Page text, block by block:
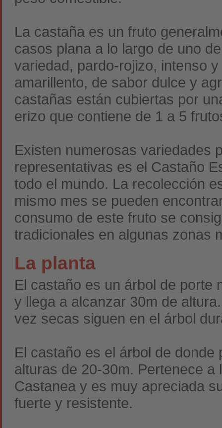
La castaña es un fruto
casos plana a lo largo de uno
variedad, pardo-rojizo, intenso
amarillento, de sabor dulce y
castañas están cubiertas por
erizo que contiene de 1 a 5
Existen numerosas variedades
representativas es el Castaño
todo el mundo. La recolección
mismo mes se pueden
consumo de este fruto se
tradicionales en algunas zonas
La planta
El castaño es un árbol de porte
y llega a alcanzar 30m de
vez secas siguen en el árbol
El castaño es el árbol de
alturas de 20-30m. Pertenece
Castanea y es muy apreciada
fuerte y resistente.